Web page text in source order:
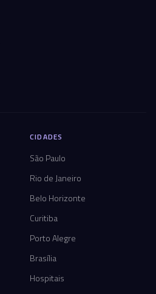
CIDADES
São Paulo
Rio de Janeiro
Belo Horizonte
Curitiba
Porto Alegre
Brasília
Hospitais